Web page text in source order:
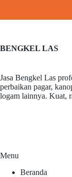
BENGKEL LAS
Jasa Bengkel Las
perbaikan pagar,
logam lainnya. Kuat,
Menu
Beranda